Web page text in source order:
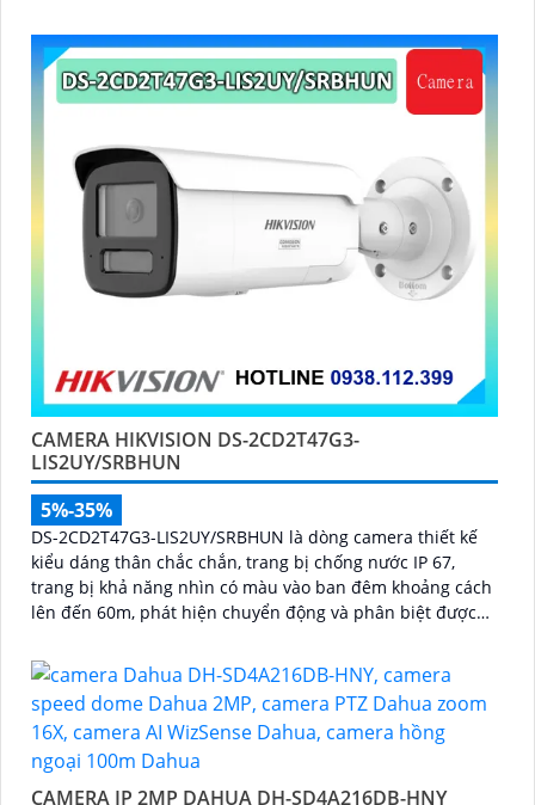
CAMERA HIKVISION DS-2CD2T47G3-
LIS2UY/SRBHUN
5%-35%
DS-2CD2T47G3-LIS2UY/SRBHUN là dòng camera thiết kế
kiểu dáng thân chắc chắn, trang bị chống nước IP 67,
trang bị khả năng nhìn có màu vào ban đêm khoảng cách
lên đến 60m, phát hiện chuyển động và phân biệt được
CAMERA IP 2MP DAHUA DH-SD4A216DB-HNY